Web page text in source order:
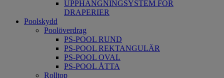
UPPHÄNGNINGSYSTEM FÖR
DRAPERIER
Poolskydd
Poolöverdrag
PS-POOL RUND
PS-POOL REKTANGULÄR
PS-POOL OVAL
PS-POOL ÅTTA
Rolltop